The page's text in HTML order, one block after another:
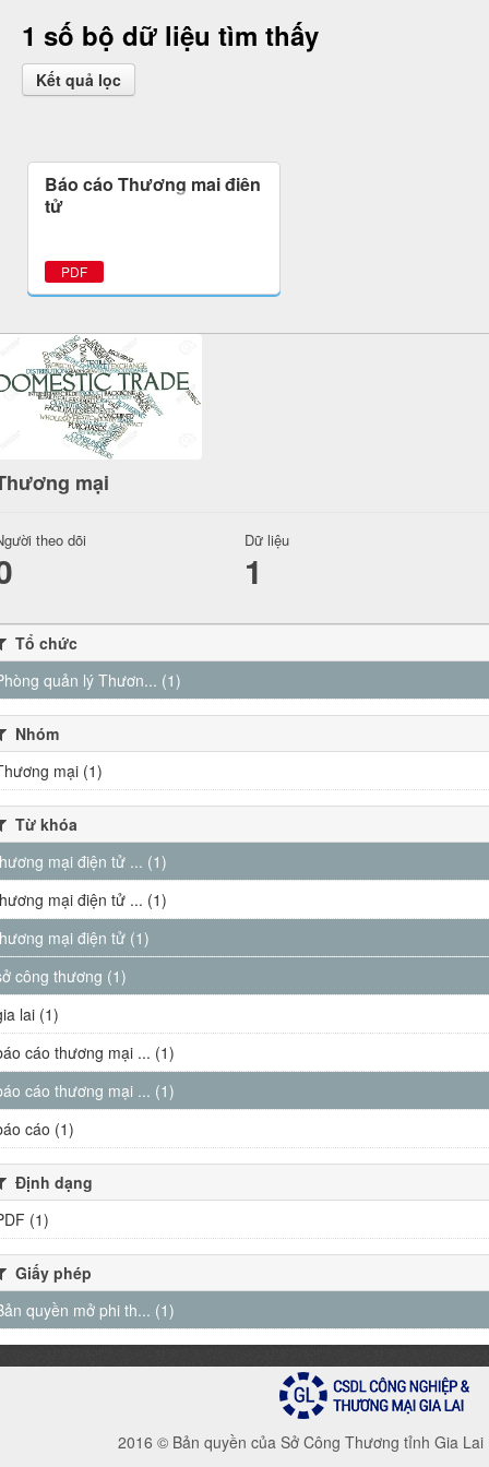
1 số bộ dữ liệu tìm thấy
Kết quả lọc
Báo cáo Thương mại điện
tử
PDF
mại
theo dõi Dữ liệu
1
Tổ chức
quản lý Thươn... (1)
Nhóm
mại (1)
Từ khóa
mại điện tử ... (1)
mại điện tử ... (1)
mại điện tử (1)
công thương (1)
lai (1)
cáo thương mại ... (1)
cáo thương mại ... (1)
cáo (1)
Định dạng
(1)
Giấy phép
quyền mở phi th... (1)
2016 © Bản quyền của Sở Công Thương tỉnh Gia Lai